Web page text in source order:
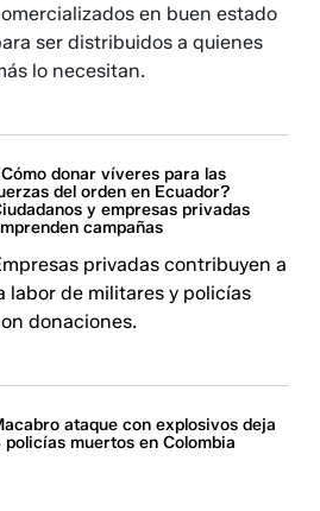
en buen estado
ser distribuidos a quienes
lo necesitan.
donar víveres para las
del orden en Ecuador?
y empresas privadas
campañas
privadas contribuyen a
labor de militares y policías
donaciones.
ataque con explosivos deja
policías muertos en Colombia